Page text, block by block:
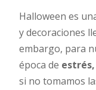
Halloween es
y decoraciones
embargo, para
época de
si no tomamos